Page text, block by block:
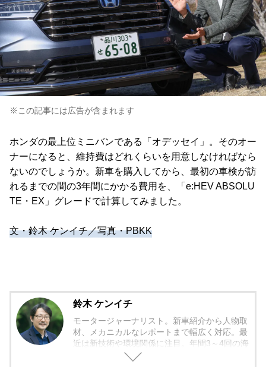
※この記事には広告が含まれます
ホンダの最上位ミニバンである「オデッセイ」。そのオー
ナーになると、維持費はどれくらいを用意しなければなら
ないのでしょうか。新車を購入してから、最初の車検が訪
れるまでの間の3年間にかかる費用を、「e:HEV ABSOLU
TE・EX」グレードで計算してみました。
文・鈴木 ケンイチ／写真・PBKK
鈴木 ケンイチ
モータージャーナリスト。新車紹介から人物取
材、メカニカルなレポートまで幅広く対応。最
近は新技術や環境関係に注目。年間3～4回の海
外モーターショー取材を実施。レース経験あ